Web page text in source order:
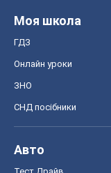
Моя школа
ГДЗ
Онлайн уроки
ЗНО
СНД посібники
Авто